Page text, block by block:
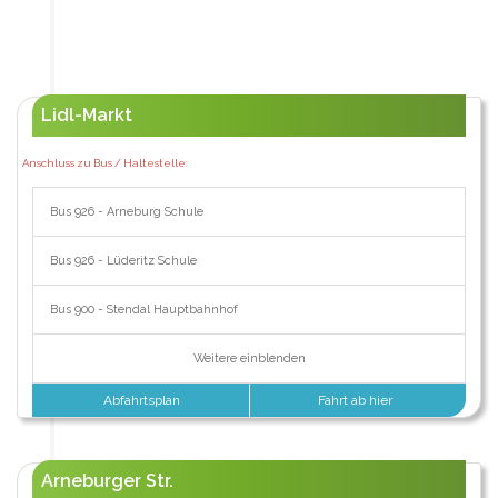
Lidl-Markt
Anschluss zu Bus / Haltestelle:
Bus 926 - Arneburg Schule
Bus 926 - Lüderitz Schule
Bus 900 - Stendal Hauptbahnhof
Weitere einblenden
Abfahrtsplan Fahrt ab hier
Arneburger Str.